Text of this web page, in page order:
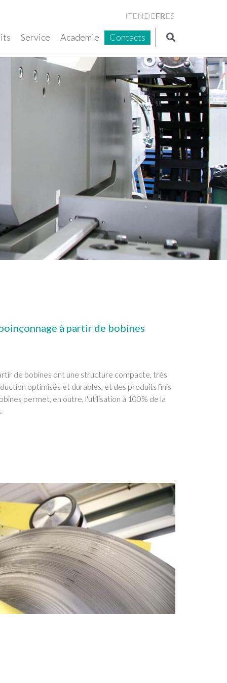
ITEN DEFRES
Service Academie Contacts
à partir de bobines
de bobines ont une structure compacte, très
optimisés et durables, et des produits finis
permet, en outre, l'utilisation à 100% de la